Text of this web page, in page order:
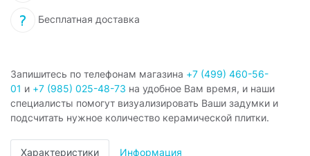
Бесплатная доставка
Запишитесь по телефонам магазина +7 (499) 460-56-
01 и +7 (985) 025-48-73 на удобное Вам время, и наши
специалисты помогут визуализировать Ваши задумки и
подсчитать нужное количество керамической плитки.
Характеристики Информация